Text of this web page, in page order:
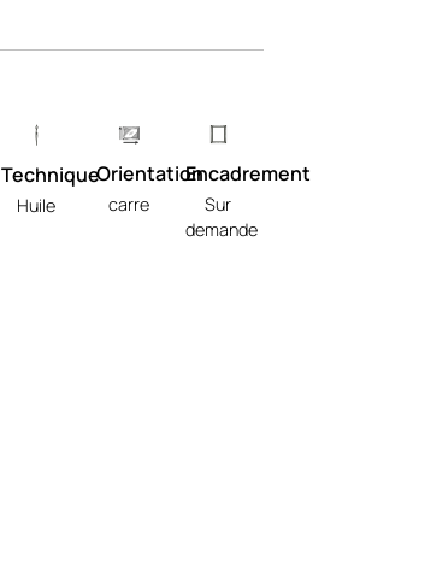
Technique
Huile
Orientation
carre
Encadrement
Sur
demande